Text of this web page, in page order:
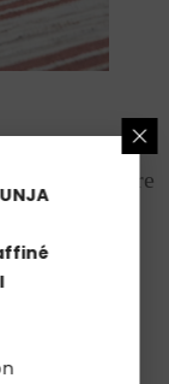
reflet de votre
choisir de
véritable